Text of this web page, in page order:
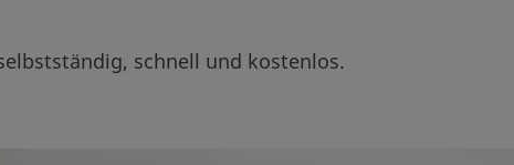
schnell und kostenlos.